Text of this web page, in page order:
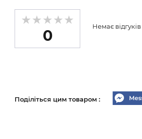
0
Немає
Поділіться цим товаром :